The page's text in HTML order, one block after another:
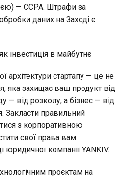
— CCPA. Штрафи за
даних на Заході є
інвестиція в майбутнє
архітектури стартапу — це не
яка захищає ваш продукт від
— від розколу, а бізнес — від
Закласти правильний
з корпоративною
свої права вам
юридичної компанії YANKIV.
проєктам на